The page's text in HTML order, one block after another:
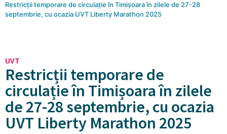
Restricții temporare de circulație în Timișoara în zilele de 27-28
septembrie, cu ocazia UVT Liberty Marathon 2025
UVT
Restricții temporare de
circulație în Timișoara în zilele
de 27-28 septembrie, cu ocazia
UVT Liberty Marathon 2025